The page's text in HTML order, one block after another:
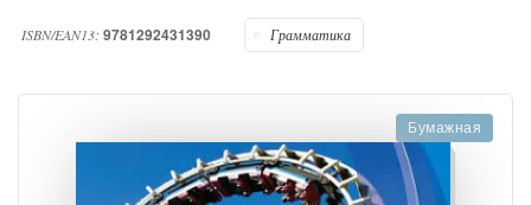
ISBN/EAN13: 9781292431390 Грамматика
Бумажная